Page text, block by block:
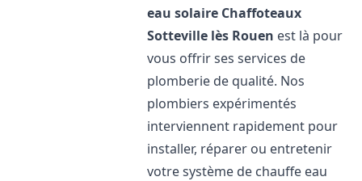
eau solaire Chaffoteaux
Sotteville lès Rouen est là pour
vous offrir ses services de
plomberie de qualité. Nos
plombiers expérimentés
interviennent rapidement pour
installer, réparer ou entretenir
votre système de chauffe eau